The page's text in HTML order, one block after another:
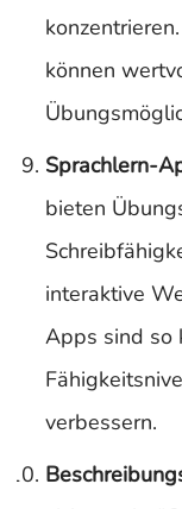
können
Sprachlern-
bieten
interaktive
Apps sind so
verbessern.